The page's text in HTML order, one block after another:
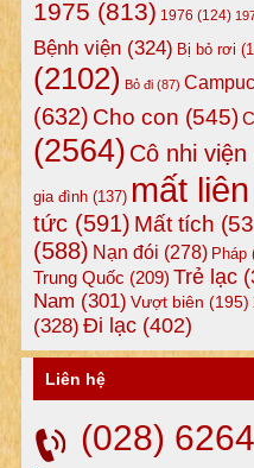
1975 (813) 1976 (124)
Bệnh viện(324) Bị bỏ rơi
(2102) Bỏ đi(87)
(632) Cho con (545)
(2564) Cô nhi viện
gia đình(137) mất
tức(591) Mất tích
(588) Nạn đói (278) Pháp
Trung Quốc (209) Trẻ lạc
Nam (301) Vượt biên (195)
(328) Đi lạc(402)
Liên hệ
(028)